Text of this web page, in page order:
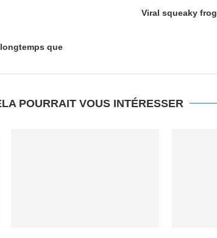
que
Viral squeaky
POURRAIT VOUS INTÉRESSER